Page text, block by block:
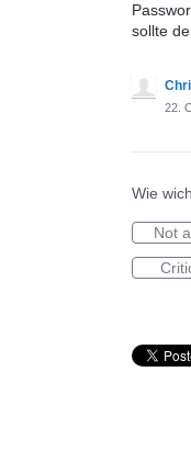
sollte
22.
Wie
Not